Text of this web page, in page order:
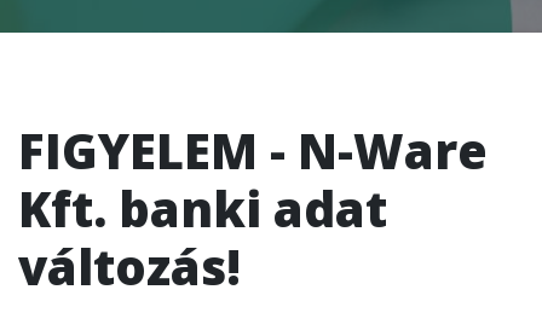
FIGYELEM - N-Ware
Kft. banki adat
változás!